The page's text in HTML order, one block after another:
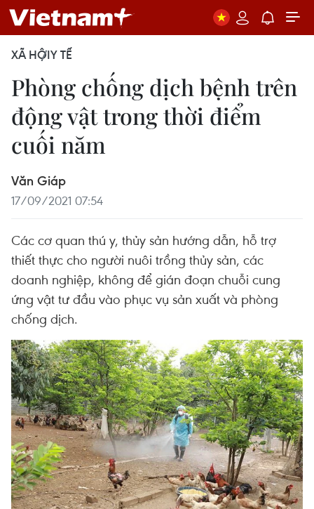
XÃ HỘIY TẾ
Phòng chống dịch bệnh trên
động vật trong thời điểm
cuối năm
Văn Giáp
17/09/2021 07:54
Các cơ quan thú y, thủy sản hướng dẫn, hỗ trợ
thiết thực cho người nuôi trồng thủy sản, các
doanh nghiệp, không để gián đoạn chuỗi cung
ứng vật tư đầu vào phục vụ sản xuất và phòng
chống dịch.